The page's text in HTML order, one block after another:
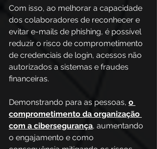
Com isso, ao melhorar a capacidade
dos colaboradores de reconhecer e
evitar e-mails de phishing, é possível
reduzir o risco de comprometimento
de credenciais de login, acessos não
autorizados a sistemas e fraudes
financeiras.
Demonstrando para as pessoas, o
comprometimento da organização
com a cibersegurança, aumentando
o engajamento e como